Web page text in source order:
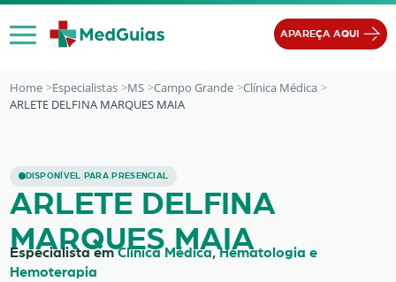
Ir para o conteúdo
APAREÇA AQUI
Home Especialistas MS Campo Grande
Clínica Médica
ARLETE DELFINA MARQUES MAIA
DISPONÍVEL PARA PRESENCIAL
ARLETE DELFINA MARQUES MAIA
ARLETE DELFINA
MARQUES MAIA
Especialista emClínica Médica,Hematologia e
Hemoterapia